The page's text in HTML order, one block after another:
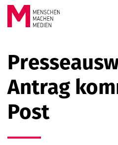
Springe zum Inhalt
MACHEN
MEDIEN
Antrag
Post